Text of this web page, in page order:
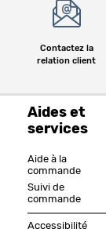
Contactez la
relation client
Aides et
services
Aide à la
commande
Suivi de
commande
Accessibilité